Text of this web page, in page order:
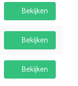
Bekijken
Bekijken
Bekijken